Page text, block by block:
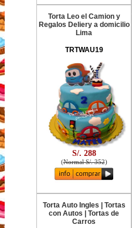
Torta Leo el Camion y
Regalos Deliery a domicilio
Lima
TRTWAU19
S/. 288
(Normal S/. 352)
Torta Auto Ingles | Tortas
con Autos | Tortas de
Carros